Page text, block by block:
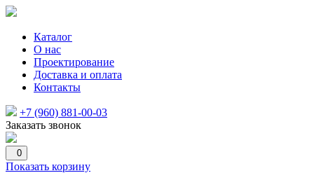
Каталог
О нас
Проектирование
Доставка и оплата
Контакты
+7 (960) 881-00-03
Заказать звонок
0
Показать корзину